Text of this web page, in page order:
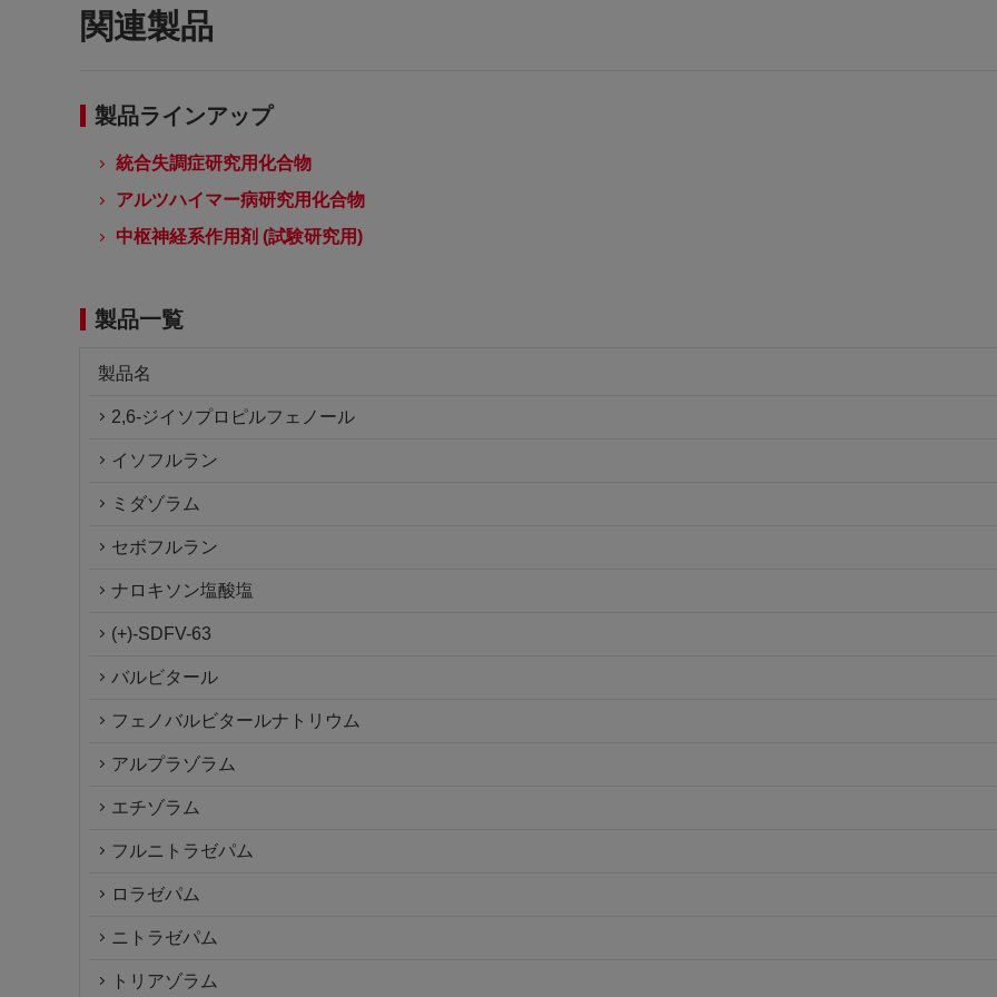
関連製品
製品ラインアップ
統合失調症研究用化合物
アルツハイマー病研究用化合物
中枢神経系作用剤 (試験研究用)
製品一覧
製品名
2,6-ジイソプロピルフェノール
イソフルラン
ミダゾラム
セボフルラン
ナロキソン塩酸塩
(+)-SDFV-63
バルビタール
フェノバルビタールナトリウム
アルプラゾラム
エチゾラム
フルニトラゼパム
ロラゼパム
ニトラゼパム
トリアゾラム